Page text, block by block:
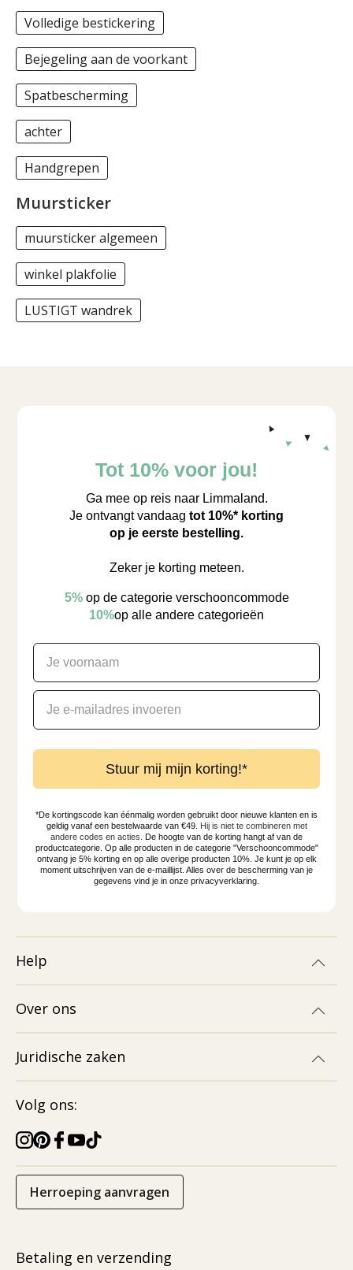
Volledige bestickering
Bejegeling aan de voorkant
Spatbescherming
achter
Handgrepen
Muursticker
muursticker algemeen
winkel plakfolie
LUSTIGT wandrek
Tot 10% voor jou!
Ga mee op reis naar Limmaland.
Je ontvangt vandaag tot 10%* korting
op je eerste bestelling.
Zeker je korting meteen.
5%​ op de categorie verschooncommode
10%op alle andere categorieën
Stuur mij mijn korting!*
*De kortingscode kan éénmalig worden gebruikt door nieuwe klanten en is
geldig vanaf een bestelwaarde van €49. Hij is niet te combineren met
andere codes en acties. De hoogte van de korting hangt af van de
productcategorie. Op alle producten in de categorie "Verschooncommode"
ontvang je 5% korting en op alle overige producten 10%. Je kunt je op elk
moment uitschrijven van de e-maillijst. Alles over de bescherming van je
gegevens vind je in onze privacyverklaring.
Help
Over ons
Juridische zaken
Volg ons:
Herroeping aanvragen
Betaling en verzending